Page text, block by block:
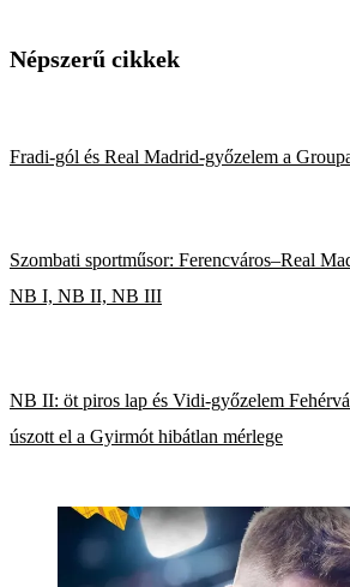
Népszerű cikkek
Fradi-gól és Real Madrid-győzelem a
Szombati sportműsor: Ferencváros–Real
NB I, NB II, NB III
NB II: öt piros lap és Vidi-győzelem
úszott el a Gyirmót hibátlan mérlege